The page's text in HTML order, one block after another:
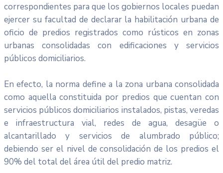
correspondientes para que los gobiernos locales puedan
ejercer su facultad de declarar la habilitación urbana de
oficio de predios registrados como rústicos en zonas
urbanas consolidadas con edificaciones y servicios
públicos domiciliarios.
En efecto, la norma define a la zona urbana consolidada
como aquella constituida por predios que cuentan con
servicios públicos domiciliarios instalados, pistas, veredas
e infraestructura vial, redes de agua, desagüe o
alcantarillado y servicios de alumbrado público;
debiendo ser el nivel de consolidación de los predios el
90% del total del área útil del predio matriz.